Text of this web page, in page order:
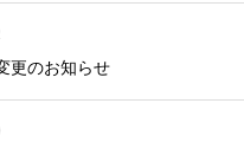
更のお知らせ